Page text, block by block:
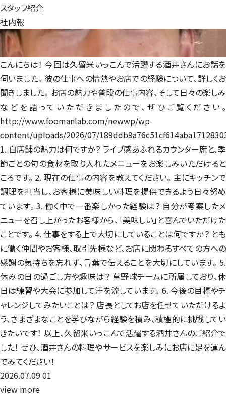
スタッフ紹介
社内報
久留米いっこんで働く
酒井さんを紹介
スタッフ紹介
こんにちは！ 今回は久留米いっこんで活躍する酒井さんにお話を
伺いました。 彼の仕事への情熱やお店での経験について、詳しくお
聞きしました。 お店の魅力や普段の仕事内容、そして日々の楽しみ
などを語っていただきましたので、ぜひご覧ください。
http://www.foomanlab.com/newwp/wp-
content/uploads/2026/07/
1. 自店舗の魅力は何ですか？ ライブ感あふれるカウンター席と、季
節ごとの旬の食材を取り入れたメニューをお楽しみいただけると
ころです。 2. 現在の仕事の内容を教えてください。 主にキッチンで
調理を担当し、お客様に美味しい料理を提供できるよう日々努め
ています。 3. 働く中で一番楽しかった経験は？ 自分が考案したメ
ニューを召し上がったお客様から、「美味しい」と喜んでいただけた
ことです。 4. 仕事をする上で大切にしていることは何ですか？ とも
に働く仲間やお客様、取引先様など、お店に関わるすべての方への
感謝の気持ちを忘れず、言葉で伝えることを大切にしています。 5.
休みの日の過ごし方や趣味は？ 草野球チームに所属しており、休
日は練習や大会に参加して汗を流しています。 6. 今後の目標やチ
ャレンジしてみたいことは？ 店長としてお店を任せていただけるよ
う、さまざまなことを学びながら経験を積み、積極的に挑戦してい
きたいです！ 以上、久留米いっこんで活躍する酒井さんのご紹介で
した！ ぜひ、酒井さんの料理やサービスを楽しみにお店に足を運ん
でみてください！
2026.07.0901
view more